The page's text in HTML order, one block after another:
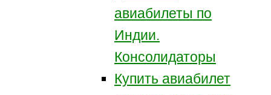
авиабилеты по
Индии.
Консолидаторы
Купить авиабилет